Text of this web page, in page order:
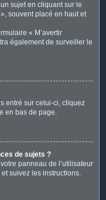
sujet en cliquant sur le
souvent placé en haut et
« M’avertir
également de surveiller le
entré sur celui-ci, cliquez
en bas de page.
de sujets ?
panneau de l’utilisateur
et suivez les instructions.